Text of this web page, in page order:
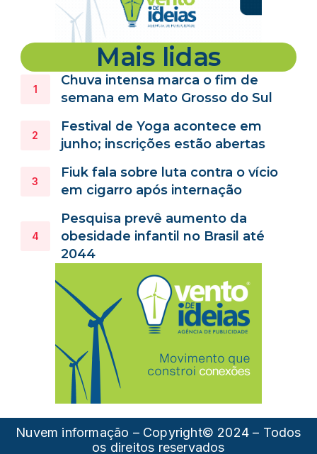
Mais lidas
Chuva intensa marca o fim de
semana em Mato Grosso do Sul
Festival de Yoga acontece em
junho; inscrições estão abertas
Fiuk fala sobre luta contra o vício
em cigarro após internação
Pesquisa prevê aumento da
obesidade infantil no Brasil até
2044
Nuvem informação – Copyright© 2024 – Todos
os direitos reservados